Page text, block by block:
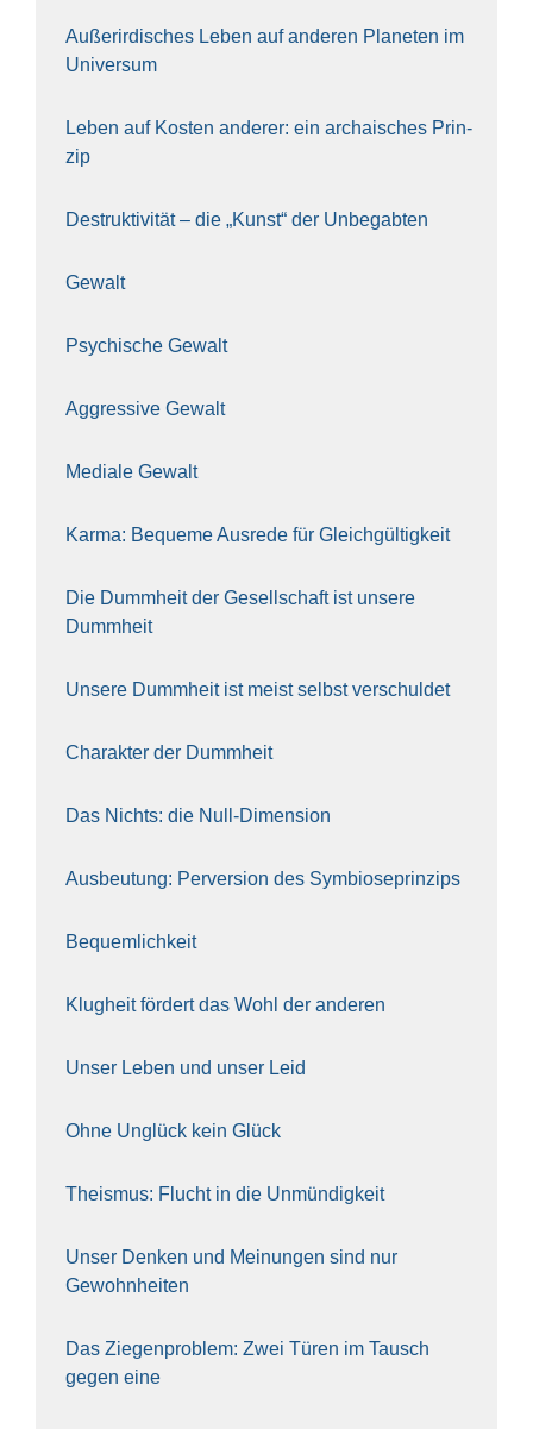
Außer­ir­di­sches Leben auf ande­ren Pla­ne­ten im
Uni­ver­sum
Leben auf Kos­ten ande­rer: ein archai­sches Prin­
zip
Destruk­ti­vi­tät – die „Kunst“ der Unbe­gab­ten
Gewalt
Psy­chi­sche Gewalt
Aggres­si­ve Gewalt
Media­le Gewalt
Kar­ma: Beque­me Aus­re­de für Gleich­gül­tig­keit
Die Dumm­heit der Gesell­schaft ist unse­re
Dumm­heit
Unse­re Dumm­heit ist meist selbst ver­schul­det
Cha­rak­ter der Dumm­heit
Das Nichts: die Null-Dimen­si­on
Aus­beu­tung: Per­ver­si­on des Sym­bio­se­prin­zips
Bequem­lich­keit
Klug­heit för­dert das Wohl der ande­ren
Unser Leben und unser Leid
Ohne Unglück kein Glück
The­is­mus: Flucht in die Unmün­dig­keit
Unser Den­ken und Mei­nun­gen sind nur
Gewohn­hei­ten
Das Zie­gen­pro­blem: Zwei Türen im Tausch
gegen eine